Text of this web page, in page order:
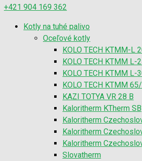
+421 904 169 362
Kotly na tuhé palivo
Oceľové kotly
KOLO TECH KTMM-L
KOLO TECH KTMM L-
KOLO TECH KTMM L-
KOLO TECH KTMM
KAZI TOTYA VR 28 B
Kaloritherm KTherm SB
Kaloritherm
Kaloritherm
Kaloritherm
Slovatherm